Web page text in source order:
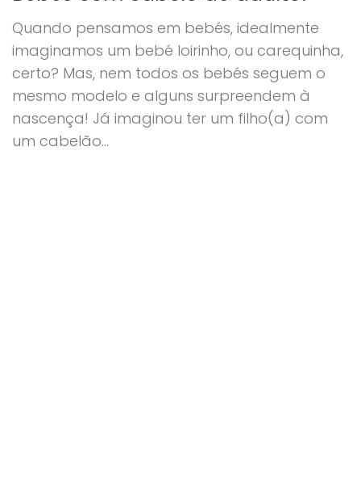
Quando pensamos em bebés, idealmente
imaginamos um bebé loirinho, ou carequinha,
certo? Mas, nem todos os bebés seguem o
mesmo modelo e alguns surpreendem à
nascença! Já imaginou ter um filho(a) com
um cabelão...